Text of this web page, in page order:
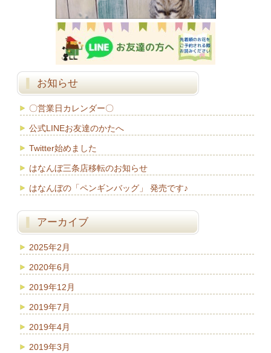
お知らせ
〇営業日カレンダー〇
公式LINEお友達のかたへ
Twitter始めました
はなんぼ三条店移転のお知らせ
はなんぼの「ペンギンバッグ」 発売です♪
アーカイブ
2025年2月
2020年6月
2019年12月
2019年7月
2019年4月
2019年3月